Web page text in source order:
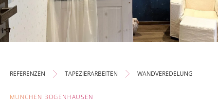
REFERENZEN TAPEZIERARBEITEN WANDVEREDELUNG
MÜNCHEN BOGENHAUSEN